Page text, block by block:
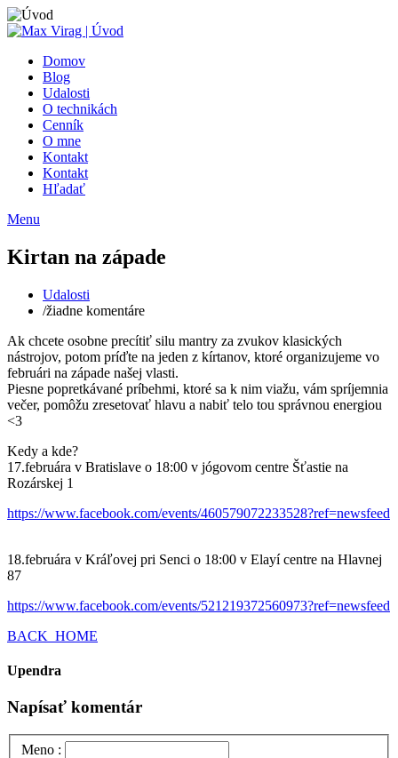
Domov
Blog
Udalosti
O technikách
Cenník
O mne
Kontakt
Kontakt
Hľadať
Menu
Kirtan na západe
Udalosti
/žiadne komentáre
Ak chcete osobne precítiť silu mantry za zvukov klasických
nástrojov, potom príďte na jeden z kírtanov, ktoré organizujeme vo
februári na západe našej vlasti.
Piesne popretkávané príbehmi, ktoré sa k nim viažu, vám spríjemnia
večer, pomôžu zresetovať hlavu a nabiť telo tou správnou energiou
<3
Kedy a kde?
17.februára v Bratislave o 18:00 v jógovom centre Šťastie na
Rozárskej 1
https://www.facebook.com/events/460579072233528?ref=newsfeed
18.februára v Kráľovej pri Senci o 18:00 v Elayí centre na Hlavnej
87
https://www.facebook.com/events/521219372560973?ref=newsfeed
BACK_HOME
Upendra
Napísať komentár
Meno :